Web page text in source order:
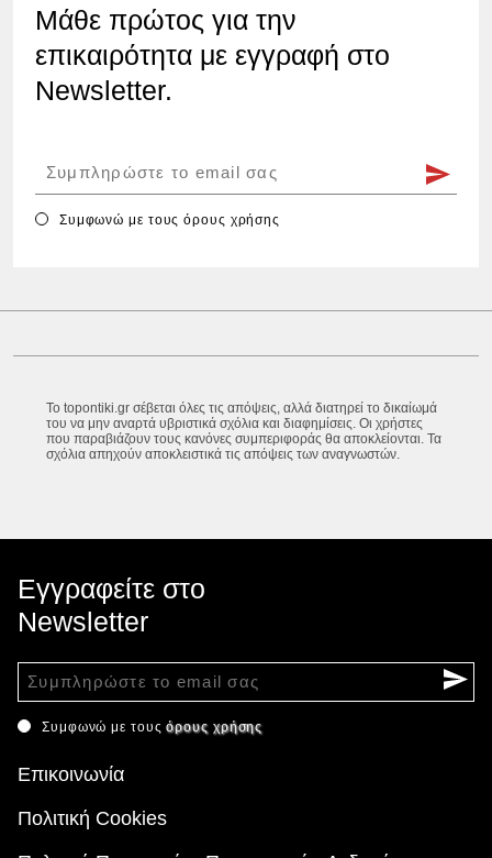
Μάθε πρώτος για την
επικαιρότητα με εγγραφή στο
Newsletter.
Συμφωνώ με τουςόρους χρήσης
Το topontiki.gr σέβεται όλες τις απόψεις, αλλά διατηρεί το δικαίωμά
του να μην αναρτά υβριστικά σχόλια και διαφημίσεις. Οι χρήστες
που παραβιάζουν τους κανόνες συμπεριφοράς θα αποκλείονται. Τα
σχόλια απηχούν αποκλειστικά τις απόψεις των αναγνωστών.
Εγγραφείτε στο
Newsletter
Συμφωνώ με τουςόρους χρήσης
Επικοινωνία
Πολιτική Cookies